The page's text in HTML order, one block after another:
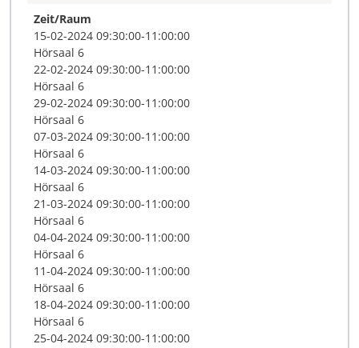
Zeit/Raum
15-02-2024 09:30:00-11:00:00
Hörsaal 6
22-02-2024 09:30:00-11:00:00
Hörsaal 6
29-02-2024 09:30:00-11:00:00
Hörsaal 6
07-03-2024 09:30:00-11:00:00
Hörsaal 6
14-03-2024 09:30:00-11:00:00
Hörsaal 6
21-03-2024 09:30:00-11:00:00
Hörsaal 6
04-04-2024 09:30:00-11:00:00
Hörsaal 6
11-04-2024 09:30:00-11:00:00
Hörsaal 6
18-04-2024 09:30:00-11:00:00
Hörsaal 6
25-04-2024 09:30:00-11:00:00